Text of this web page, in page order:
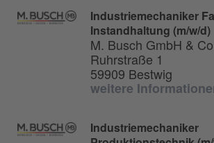
Industriemechaniker
Instandhaltung (m/w/d)
M. Busch GmbH &
Ruhrstraße 1
59909 Bestwig
weitere
Industriemechaniker